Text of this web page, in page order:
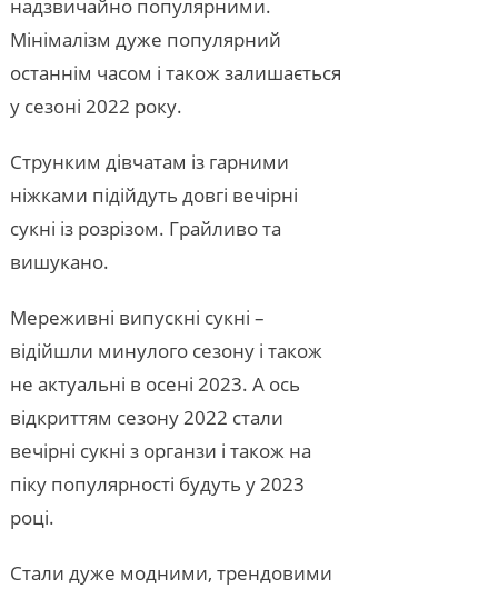
надзвичайно популярними.
Мінімалізм дуже популярний
останнім часом і також залишається
у сезоні 2022 року.
Струнким дівчатам із гарними
ніжками підійдуть довгі вечірні
сукні із розрізом. Грайливо та
вишукано.
Мереживні випускні сукні –
відійшли минулого сезону і також
не актуальні в осені 2023. А ось
відкриттям сезону 2022 стали
вечірні сукні з органзи і також на
піку популярності будуть у 2023
році.
Стали дуже модними, трендовими